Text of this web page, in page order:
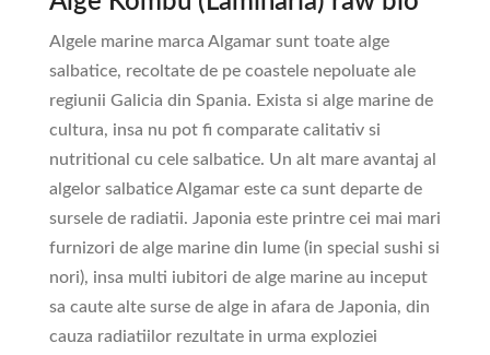
Algele marine marca Algamar sunt toate alge
salbatice, recoltate de pe coastele nepoluate ale
regiunii Galicia din Spania. Exista si alge marine de
cultura, insa nu pot fi comparate calitativ si
nutritional cu cele salbatice. Un alt mare avantaj al
algelor salbatice Algamar este ca sunt departe de
sursele de radiatii. Japonia este printre cei mai mari
furnizori de alge marine din lume (in special sushi si
nori), insa multi iubitori de alge marine au inceput
sa caute alte surse de alge in afara de Japonia, din
cauza radiatiilor rezultate in urma exploziei